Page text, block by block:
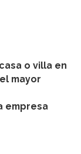
o villa en
mayor
empresa